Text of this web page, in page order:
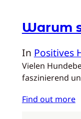
Warum
In Positives
Vielen
faszinierend
Find out more